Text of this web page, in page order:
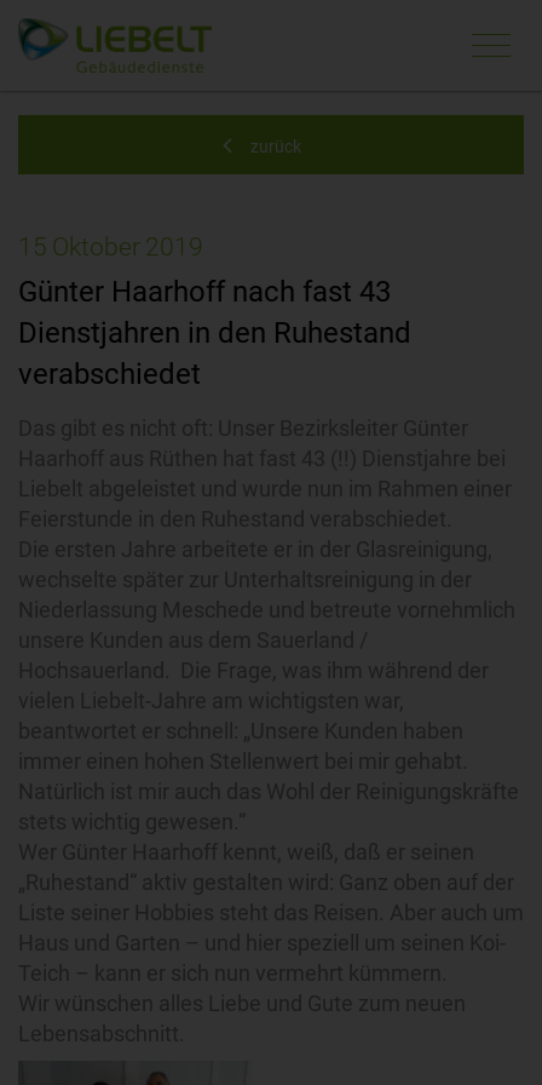
zurück
15 Oktober 2019
Günter Haarhoff nach fast 43
Dienstjahren in den Ruhestand
verabschiedet